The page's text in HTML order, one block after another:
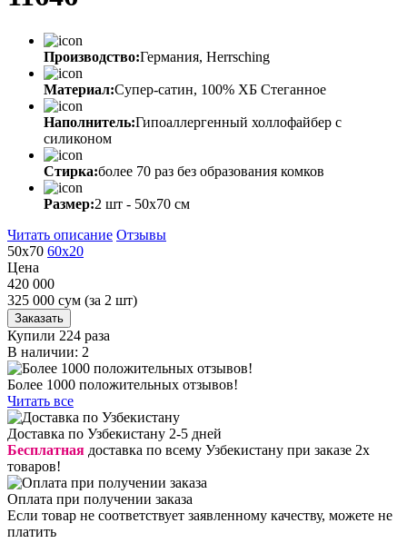
Производство:Германия, Herrsching
Материал:Супер-сатин, 100% ХБ Стеганное
Наполнитель:Гипоаллергенный холлофайбер с
силиконом
Стирка:более 70 раз без образования комков
Размер:2 шт - 50х70 см
Читать описание Отзывы
50х70 60х20
Цена
420 000
325 000 сум (за 2 шт)
Заказать
Купили 224 раза
В наличии: 2
Более 1000 положительных отзывов!
Читать все
Доставка по Узбекистану 2-5 дней
Бесплатная доставка по всему Узбекистану при заказе 2х
товаров!
Оплата при получении заказа
Если товар не соответствует заявленному качеству, можете не
платить